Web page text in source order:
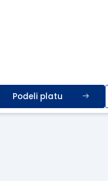
Podeli platu